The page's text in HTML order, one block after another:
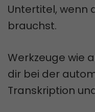
Untertitel, wenn
brauchst.
Werkzeuge wie
dir bei der
Transkription